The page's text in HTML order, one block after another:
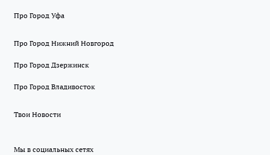
Про Город Уфа
Про Город Нижний Новгород
Про Город Дзержинск
Про Город Владивосток
Твои Новости
Мы в социальных сетях